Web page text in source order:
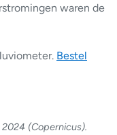
waren de
Bestel
(Copernicus).